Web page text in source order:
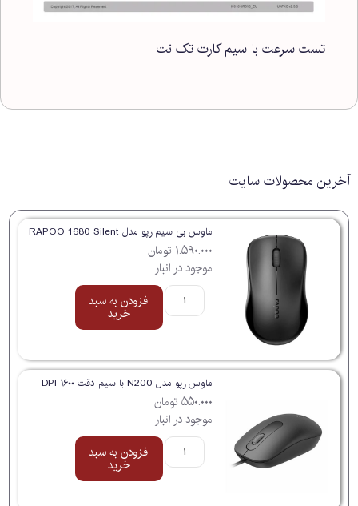
تست سرعت با سیم کارت تک نت
آخرین محصولات سایت
ماوس بی سیم رپو مدل RAPOO 1680 Silent
۱.۵۹۰.۰۰۰ تومان
موجود در انبار
افزودن به سبد
خرید
ماوس رپو مدل N200 با سیم دقت ۱۶۰۰ DPI
۵۵۰.۰۰۰ تومان
موجود در انبار
افزودن به سبد
خرید